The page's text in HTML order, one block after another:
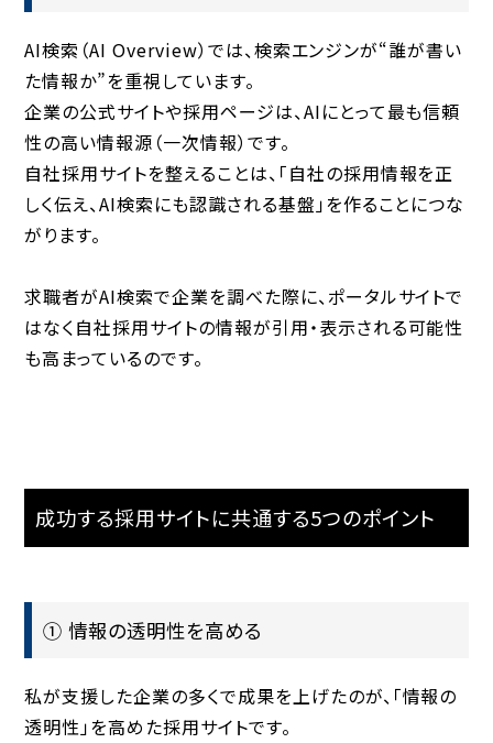
AI検索（AI Overview）では、検索エンジンが“誰が書い
た情報か”を重視しています。
企業の公式サイトや採用ページは、AIにとって最も信頼
性の高い情報源（一次情報）です。
自社採用サイトを整えることは、「自社の採用情報を正
しく伝え、AI検索にも認識される基盤」を作ることにつな
がります。
求職者がAI検索で企業を調べた際に、ポータルサイトで
はなく自社採用サイトの情報が引用・表示される可能性
も高まっているのです。
成功する採用サイトに共通する5つのポイント
① 情報の透明性を高める
私が支援した企業の多くで成果を上げたのが、「情報の
透明性」を高めた採用サイトです。